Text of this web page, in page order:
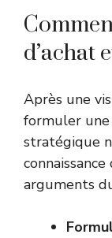
d’achat
Après une
formuler une
stratégique
arguments